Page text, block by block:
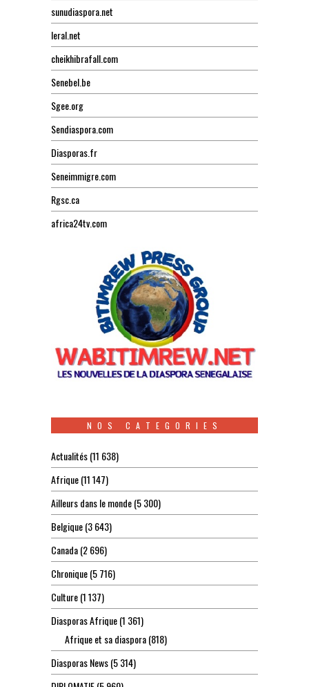
sunudiaspora.net
leral.net
cheikhibrafall.com
Senebel.be
Sgee.org
Sendiaspora.com
Diasporas.fr
Seneimmigre.com
Rgsc.ca
africa24tv.com
NOS CATEGORIES
Actualités(11 638)
Afrique(11 147)
Ailleurs dans le monde(5 300)
Belgique(3 643)
Canada(2 696)
Chronique(5 716)
Culture(1 137)
Diasporas Afrique(1 361)
Afrique et sa diaspora(818)
Diasporas News(5 314)